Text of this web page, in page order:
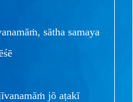
sātha samaya
jō aṭakī